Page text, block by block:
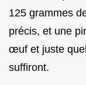
125 grammes
précis, et une
œuf et juste
suffiront.